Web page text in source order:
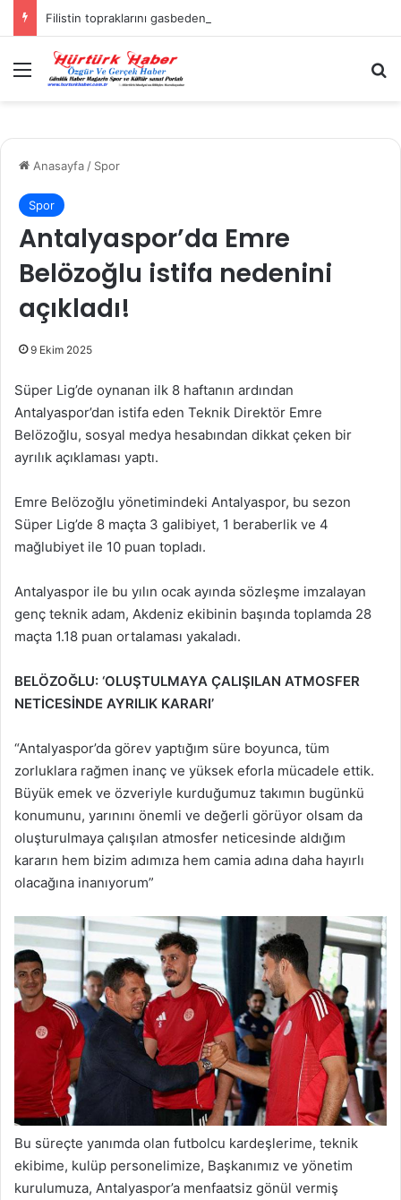
Menü
Anasayfa / Spor
Spor
Antalyaspor’da Emre
Belözoğlu istifa nedenini
açıkladı!
9 Ekim 2025
Süper Lig’de oynanan ilk 8 haftanın ardından
Antalyaspor’dan istifa eden Teknik Direktör Emre
Belözoğlu, sosyal medya hesabından dikkat çeken bir
ayrılık açıklaması yaptı.
Emre Belözoğlu yönetimindeki Antalyaspor, bu sezon
Süper Lig’de 8 maçta 3 galibiyet, 1 beraberlik ve 4
mağlubiyet ile 10 puan topladı.
Antalyaspor ile bu yılın ocak ayında sözleşme imzalayan
genç teknik adam, Akdeniz ekibinin başında toplamda 28
maçta 1.18 puan ortalaması yakaladı.
BELÖZOĞLU: ‘OLUŞTULMAYA ÇALIŞILAN ATMOSFER
NETİCESİNDE AYRILIK KARARI’
“Antalyaspor’da görev yaptığım süre boyunca, tüm
zorluklara rağmen inanç ve yüksek eforla mücadele ettik.
Büyük emek ve özveriyle kurduğumuz takımın bugünkü
konumunu, yarınını önemli ve değerli görüyor olsam da
oluşturulmaya çalışılan atmosfer neticesinde aldığım
kararın hem bizim adımıza hem camia adına daha hayırlı
olacağına inanıyorum”
Bu süreçte yanımda olan futbolcu kardeşlerime, teknik
ekibime, kulüp personelimize, Başkanımız ve yönetim
kurulumuza, Antalyaspor’a menfaatsiz gönül vermiş